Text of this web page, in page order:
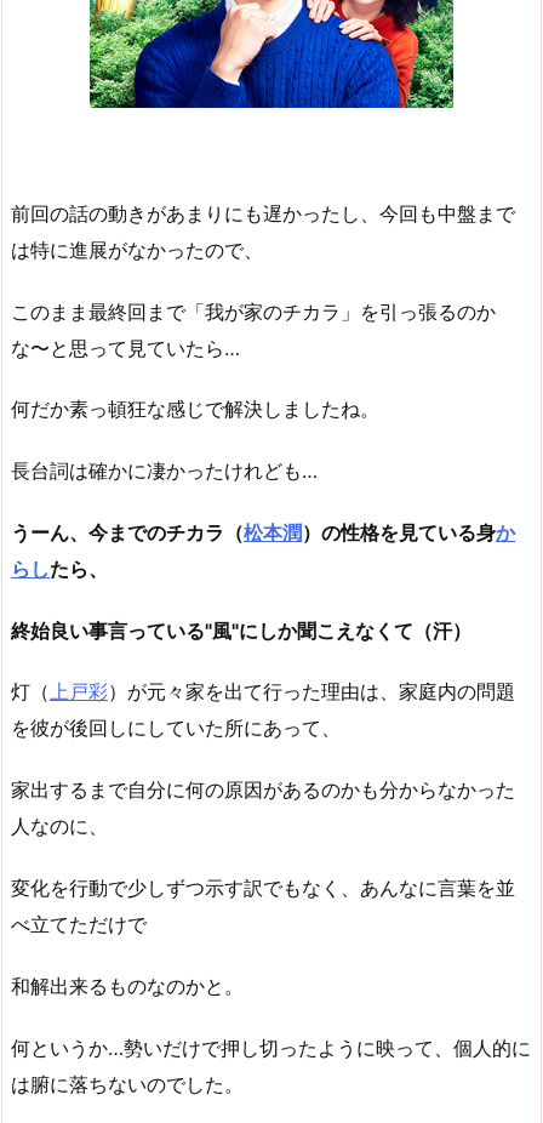
前回の話の動きがあまりにも遅かったし、今回も中盤まで
は特に進展がなかったので、
このまま最終回まで「我が家のチカラ」を引っ張るのか
な〜と思って見ていたら…
何だか素っ頓狂な感じで解決しましたね。
長台詞は確かに凄かったけれども…
うーん、今までのチカラ（松本潤）の性格を見ている身か
らしたら、
終始良い事言っている"風"にしか聞こえなくて（汗）
灯（上戸彩）が元々家を出て行った理由は、家庭内の問題
を彼が後回しにしていた所にあって、
家出するまで自分に何の原因があるのかも分からなかった
人なのに、
変化を行動で少しずつ示す訳でもなく、あんなに言葉を並
べ立てただけで
和解出来るものなのかと。
何というか…勢いだけで押し切ったように映って、個人的に
は腑に落ちないのでした。